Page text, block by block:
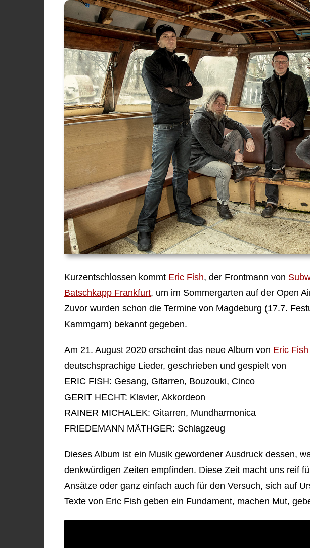
Kurzentschlossen kommt Eric Fish, der Frontmann von
Batschkapp Frankfurt, um im Sommergarten auf der Open
Zuvor wurden schon die Termine von Magdeburg (17.7.
Kammgarn) bekannt gegeben.
Am 21. August 2020 erscheint das neue Album von Eric
deutschsprachige Lieder, geschrieben und gespielt von
ERIC FISH: Gesang, Gitarren, Bouzouki, Cinco
GERIT HECHT: Klavier, Akkordeon
RAINER MICHALEK: Gitarren, Mundharmonica
FRIEDEMANN MÄTHGER: Schlagzeug
Dieses Album ist ein Musik gewordener Ausdruck dessen,
denkwürdigen Zeiten empfinden. Diese Zeit macht uns reif
Ansätze oder ganz einfach auch für den Versuch, sich auf
Texte von Eric Fish geben ein Fundament, machen Mut,